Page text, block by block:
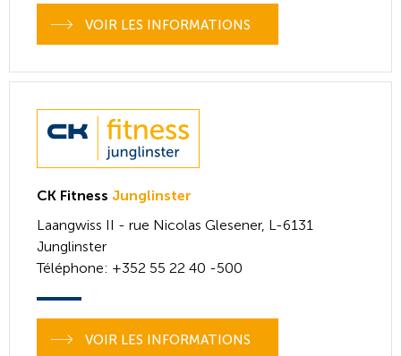
VOIR LES INFORMATIONS
CK Fitness Junglinster
Laangwiss II - rue Nicolas Glesener, L-6131
Junglinster
Téléphone: +352 55 22 40 -500
VOIR LES INFORMATIONS